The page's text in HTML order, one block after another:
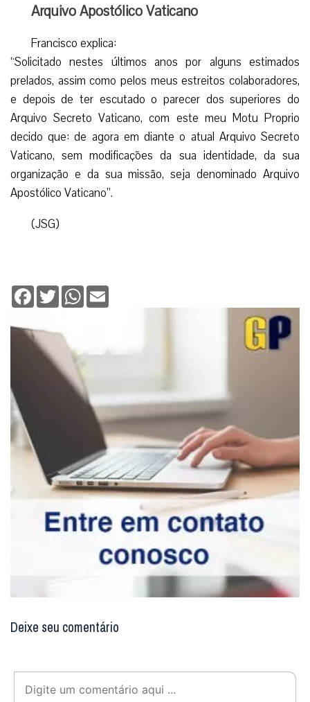
Arquivo Apostólico Vaticano
Francisco explica:
“Solicitado nestes últimos anos por alguns estimados
prelados, assim como pelos meus estreitos colaboradores,
e depois de ter escutado o parecer dos superiores do
Arquivo Secreto Vaticano, com este meu Motu Proprio
decido que: de agora em diante o atual Arquivo Secreto
Vaticano, sem modificações da sua identidade, da sua
organização e da sua missão, seja denominado Arquivo
Apostólico Vaticano”.
(JSG)
Facebook
TwitterWhatsApp
Deixe seu comentário